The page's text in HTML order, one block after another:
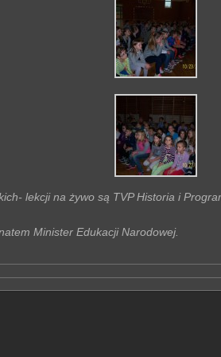
lekcji na żywo są TVP Historia i
Minister Edukacji Narodowej.